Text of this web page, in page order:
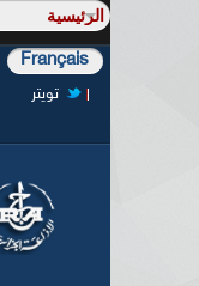
Français
تويتر